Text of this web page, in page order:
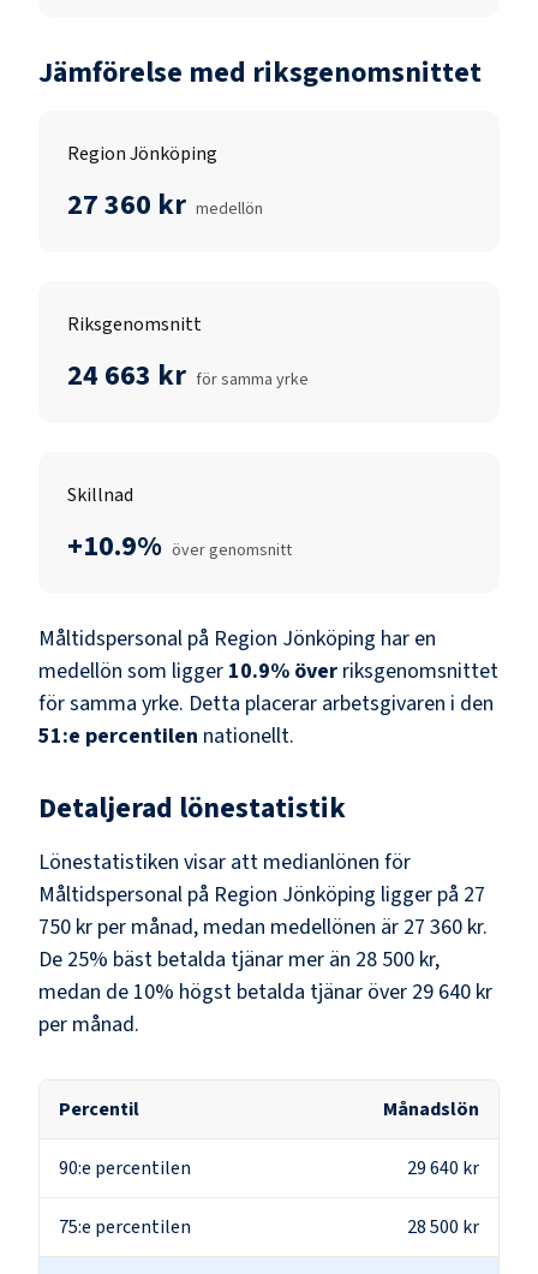
Jämförelse med riksgenomsnittet
Region Jönköping
27 360 kr medellön
Riksgenomsnitt
24 663 kr för samma yrke
Skillnad
+10.9% över genomsnitt
Måltidspersonal på Region Jönköping har en
medellön som ligger 10.9% över riksgenomsnittet
för samma yrke. Detta placerar arbetsgivaren i den
51:e percentilen nationellt.
Detaljerad lönestatistik
Lönestatistiken visar att medianlönen för
Måltidspersonal på Region Jönköping ligger på 27
750 kr per månad, medan medellönen är 27 360 kr.
De 25% bäst betalda tjänar mer än 28 500 kr,
medan de 10% högst betalda tjänar över 29 640 kr
per månad.
Percentil Månadslön
90:e percentilen 29 640 kr
75:e percentilen 28 500 kr